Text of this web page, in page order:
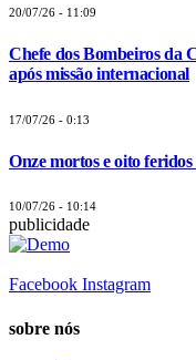
20/07/26 - 11:09
Chefe dos Bombeiros da
após missão internacional
17/07/26 - 0:13
Onze mortos e oito
10/07/26 - 10:14
publicidade
Facebook Instagram
sobre nós